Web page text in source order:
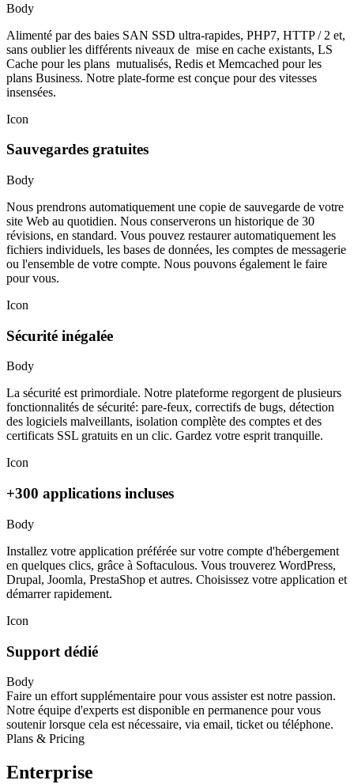
Body
Alimenté par des baies SAN SSD ultra-rapides, PHP7, HTTP / 2 et,
sans oublier les différents niveaux de mise en cache existants, LS
Cache pour les plans mutualisés, Redis et Memcached pour les
plans Business. Notre plate-forme est conçue pour des vitesses
insensées.
Icon
Sauvegardes gratuites
Body
Nous prendrons automatiquement une copie de sauvegarde de votre
site Web au quotidien. Nous conserverons un historique de 30
révisions, en standard. Vous pouvez restaurer automatiquement les
fichiers individuels, les bases de données, les comptes de messagerie
ou l'ensemble de votre compte. Nous pouvons également le faire
pour vous.
Icon
Sécurité inégalée
Body
La sécurité est primordiale. Notre plateforme regorgent de plusieurs
fonctionnalités de sécurité: pare-feux, correctifs de bugs, détection
des logiciels malveillants, isolation complète des comptes et des
certificats SSL gratuits en un clic. Gardez votre esprit tranquille.
Icon
+300 applications incluses
Body
Installez votre application préférée sur votre compte d'hébergement
en quelques clics, grâce à Softaculous. Vous trouverez WordPress,
Drupal, Joomla, PrestaShop et autres. Choisissez votre application et
démarrer rapidement.
Icon
Support dédié
Body
Faire un effort supplémentaire pour vous assister est notre passion.
Notre équipe d'experts est disponible en permanence pour vous
soutenir lorsque cela est nécessaire, via email, ticket ou téléphone.
Plans & Pricing
Enterprise